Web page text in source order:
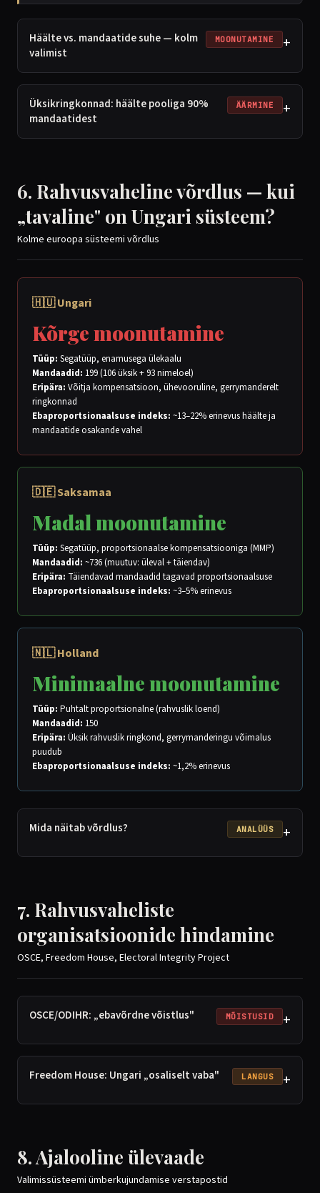
Häälte vs. mandaatide suhe — kolm
valimist
MOONUTAMINE +
Üksikringkonnad: häälte pooliga 90%
mandaatidest
ÄÄRMINE +
6. Rahvusvaheline võrdlus — kui
„tavaline" on Ungari süsteem?
Kolme euroopa süsteemi võrdlus
🇭🇺 Ungari
Kõrge moonutamine
Tüüp: Segatüüp, enamusega ülekaalu
Mandaadid: 199 (106 üksik + 93 nimeloel)
Eripära: Võitja kompensatsioon, ühevooruline, gerrymanderelt
ringkonnad
Ebaproportsionaalsuse indeks: ~13–22% erinevus häälte ja
mandaatide osakande vahel
🇩🇪 Saksamaa
Madal moonutamine
Tüüp: Segatüüp, proportsionaalse kompensatsiooniga (MMP)
Mandaadid: ~736 (muutuv: üleval + täiendav)
Eripära: Täiendavad mandaadid tagavad proportsionaalsuse
Ebaproportsionaalsuse indeks: ~3–5% erinevus
🇳🇱 Holland
Minimaalne moonutamine
Tüüp: Puhtalt proportsionalne (rahvuslik loend)
Mandaadid: 150
Eripära: Üksik rahvuslik ringkond, gerrymanderingu võimalus
puudub
Ebaproportsionaalsuse indeks: ~1,2% erinevus
Mida näitab võrdlus? ANALÜÜS +
7. Rahvusvaheliste
organisatsioonide hindamine
OSCE, Freedom House, Electoral Integrity Project
OSCE/ODIHR: „ebavõrdne võistlus" MÕISTUSID +
Freedom House: Ungari „osaliselt vaba" LANGUS +
8. Ajalooline ülevaade
Valimissüsteemi ümberkujundamise verstapostid